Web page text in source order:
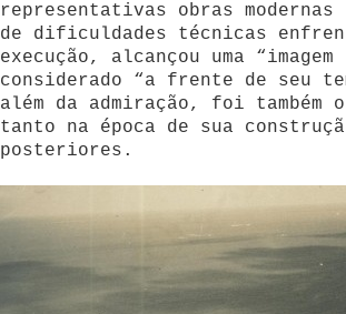
representativas obras
de dificuldades técnicas
execução, alcançou uma
considerado “a frente de seu
além da admiração, foi também
tanto na época de sua
posteriores.